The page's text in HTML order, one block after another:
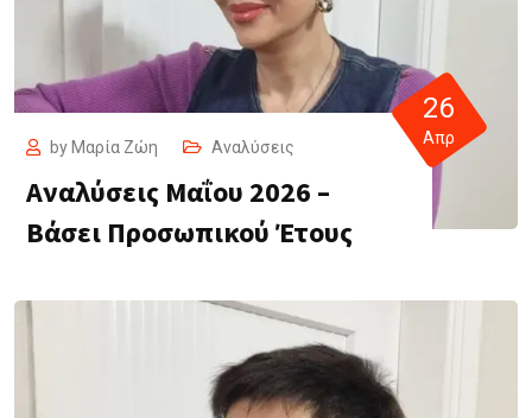
by Μαρία Ζώη Αναλύσεις
Αναλύσεις Μαΐου 2026 –
Βάσει Προσωπικού Έτους
26
Απρ